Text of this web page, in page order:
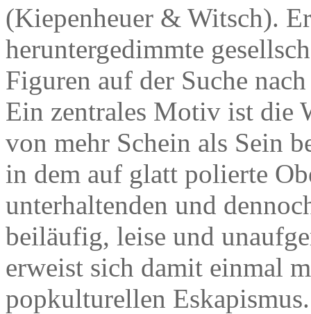
(Kiepenheuer & Witsch).
heruntergedimmte
Figuren auf der Suche
Ein zentrales Motiv ist die
von mehr Schein als Sein
in dem auf glatt polierte
unterhaltenden und
beiläufig, leise und
erweist sich damit einmal
popkulturellen Eskapismus.